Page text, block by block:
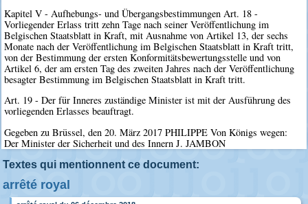
Kapitel V - Aufhebungs- und Übergangsbestimmungen Art. 18 -
Vorliegender Erlass tritt zehn Tage nach seiner Veröffentlichung im
Belgischen Staatsblatt in Kraft, mit Ausnahme von Artikel 13, der sechs
Monate nach der Veröffentlichung im Belgischen Staatsblatt in Kraft tritt,
von der Bestimmung der ersten Konformitätsbewertungsstelle und von
Artikel 6, der am ersten Tag des zweiten Jahres nach der Veröffentlichung
besagter Bestimmung im Belgischen Staatsblatt in Kraft tritt.
Art. 19 - Der für Inneres zuständige Minister ist mit der Ausführung des
vorliegenden Erlasses beauftragt.
Gegeben zu Brüssel, den 20. März 2017 PHILIPPE Von Königs wegen:
Der Minister der Sicherheit und des Innern J. JAMBON
Textes qui mentionnent ce document:
arrêté royal